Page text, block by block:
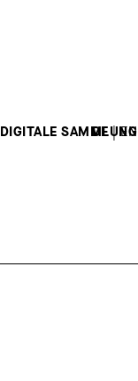
DE EN
DIGITALE SAMMLUNG